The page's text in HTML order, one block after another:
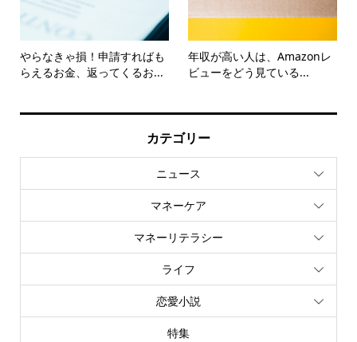
やらなきゃ損！申請すればも
らえるお金、返ってくるお...
年収が高い人は、Amazonレ
ビューをどう見ている...
カテゴリー
ニュース
マネーケア
マネーリテラシー
ライフ
恋愛小説
特集